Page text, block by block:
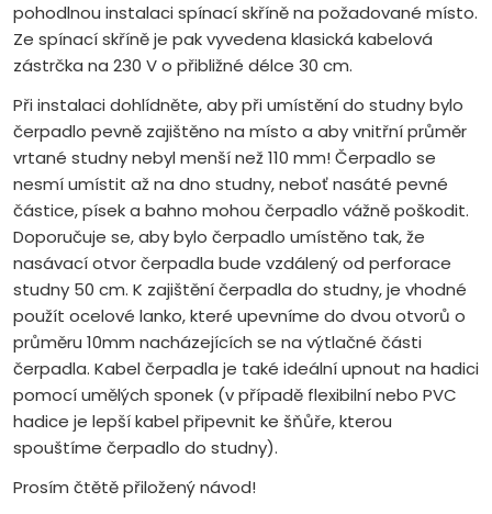
pohodlnou instalaci spínací skříně na požadované místo.
Ze spínací skříně je pak vyvedena klasická kabelová
zástrčka na 230 V o přibližné délce 30 cm.
Při instalaci dohlídněte, aby při umístění do studny bylo
čerpadlo pevně zajištěno na místo a aby vnitřní průměr
vrtané studny nebyl menší než 110 mm! Čerpadlo se
nesmí umístit až na dno studny, neboť nasáté pevné
částice, písek a bahno mohou čerpadlo vážně poškodit.
Doporučuje se, aby bylo čerpadlo umístěno tak, že
nasávací otvor čerpadla bude vzdálený od perforace
studny 50 cm. K zajištění čerpadla do studny, je vhodné
použít ocelové lanko, které upevníme do dvou otvorů o
průměru 10mm nacházejících se na výtlačné části
čerpadla. Kabel čerpadla je také ideální upnout na hadici
pomocí umělých sponek (v případě flexibilní nebo PVC
hadice je lepší kabel připevnit ke šňůře, kterou
spouštíme čerpadlo do studny).
Prosím čtětě přiložený návod!